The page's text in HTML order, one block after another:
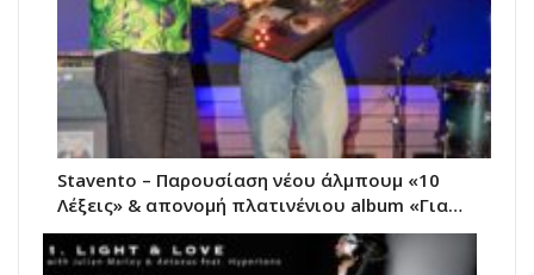
Stavento – Παρουσίαση νέου άλμπουμ «10
Λέξεις» & απονομή πλατινένιου album «Για…